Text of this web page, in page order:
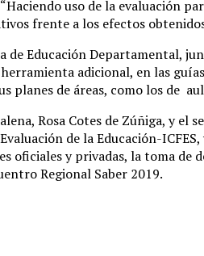
uso de la evaluación
frente a los efectos
Educación Departamental,
adicional, en las
planes de áreas, como los de
Rosa Cotes de Zúñiga, y
de la Educación-
oficiales y privadas, la toma de
Regional Saber 2019.